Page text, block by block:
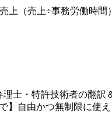
（売上÷事務労働時間
士・特許技術者の翻
】自由かつ無制限に使